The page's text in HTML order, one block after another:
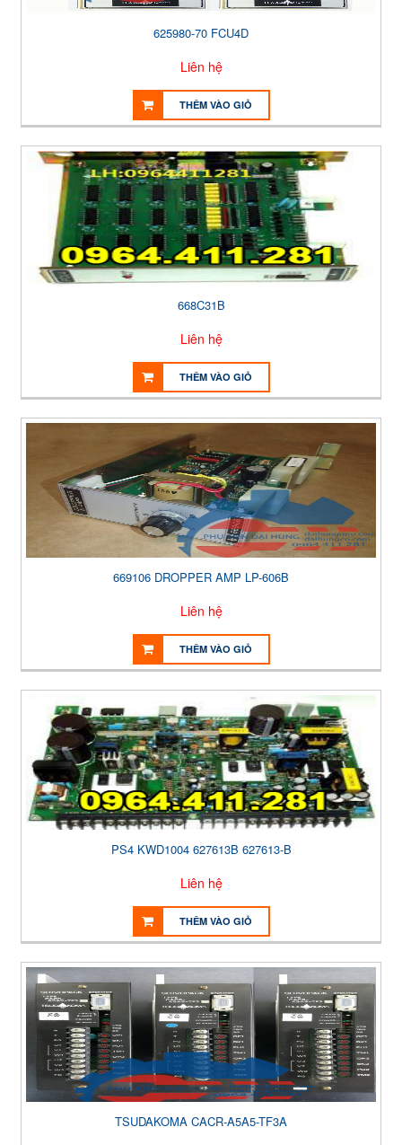
625980-70 FCU4D
Liên hệ
THÊM VÀO GIỎ
668C31B
Liên hệ
THÊM VÀO GIỎ
669106 DROPPER AMP LP-606B
Liên hệ
THÊM VÀO GIỎ
PS4 KWD1004 627613B 627613-B
Liên hệ
THÊM VÀO GIỎ
TSUDAKOMA CACR-A5A5-TF3A